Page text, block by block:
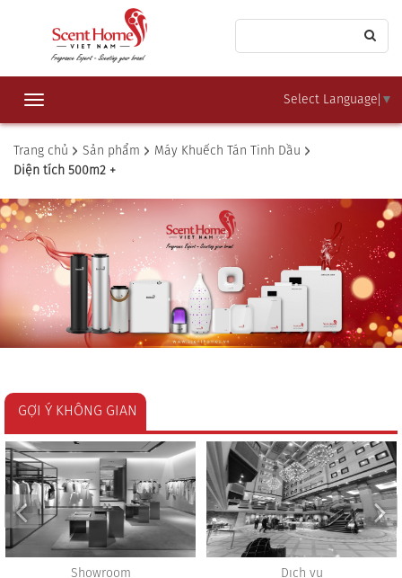
Select Language ▼
Toggle
navigation
Trang chủ Sản phẩm
Máy Khuếch Tán Tinh Dầu
Diện tích 500m2 +
GỢI Ý KHÔNG GIAN
Showroom Dịch vụ